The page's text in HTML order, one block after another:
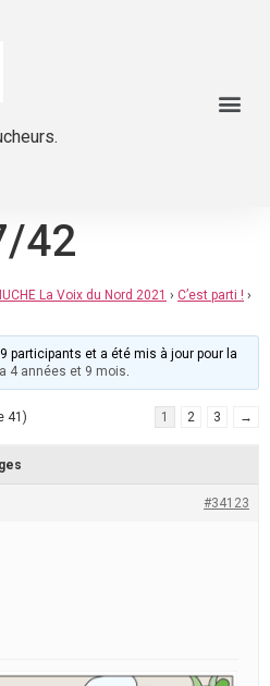
42
La Voix du Nord 2021 › C’est parti ! ›
participants et a été mis à jour pour la
4 années et 9 mois.
41) 1 2 3 →
#34123